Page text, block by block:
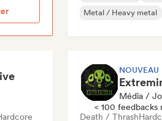
Metal / Heavy metal
NOUVEAU
Média /
< 100 feedbacks
Death / Thrash